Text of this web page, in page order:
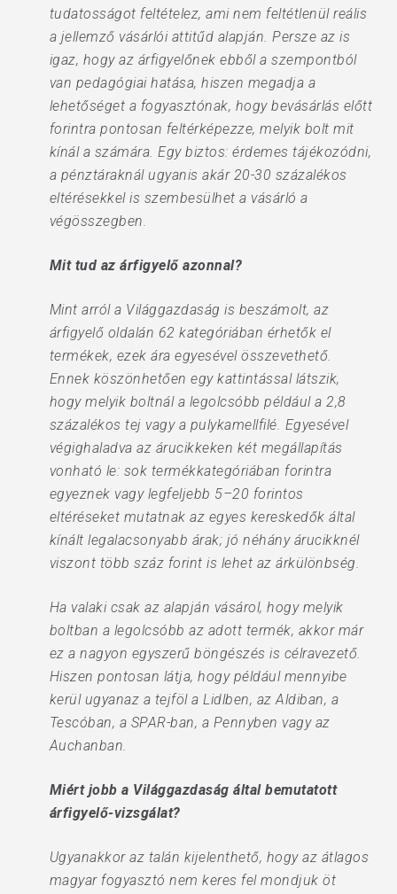
tudatosságot feltételez, ami nem feltétlenül reális
a jellemző vásárlói attitűd alapján. Persze az is
igaz, hogy az árfigyelőnek ebből a szempontból
van pedagógiai hatása, hiszen megadja a
lehetőséget a fogyasztónak, hogy bevásárlás előtt
forintra pontosan feltérképezze, melyik bolt mit
kínál a számára. Egy biztos: érdemes tájékozódni,
a pénztáraknál ugyanis akár 20-30 százalékos
eltérésekkel is szembesülhet a vásárló a
végösszegben.
Mit tud az árfigyelő azonnal?
Mint arról a Világgazdaság is beszámolt, az
árfigyelő oldalán 62 kategóriában érhetők el
termékek, ezek ára egyesével összevethető.
Ennek köszönhetően egy kattintással látszik,
hogy melyik boltnál a legolcsóbb például a 2,8
százalékos tej vagy a pulykamellfilé. Egyesével
végighaladva az árucikkeken két megállapítás
vonható le: sok termékkategóriában forintra
egyeznek vagy legfeljebb 5–20 forintos
eltéréseket mutatnak az egyes kereskedők által
kínált legalacsonyabb árak; jó néhány árucikknél
viszont több száz forint is lehet az árkülönbség.
Ha valaki csak az alapján vásárol, hogy melyik
boltban a legolcsóbb az adott termék, akkor már
ez a nagyon egyszerű böngészés is célravezető.
Hiszen pontosan látja, hogy például mennyibe
kerül ugyanaz a tejföl a Lidlben, az Aldiban, a
Tescóban, a SPAR-ban, a Pennyben vagy az
Auchanban.
Miért jobb a Világgazdaság által bemutatott
árfigyelő-vizsgálat?
Ugyanakkor az talán kijelenthető, hogy az átlagos
magyar fogyasztó nem keres fel mondjuk öt